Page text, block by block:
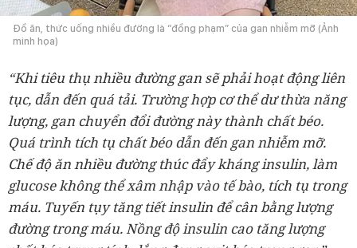
Đồ ăn, thức uống nhiều đường là “đồng phạm” của gan nhiễm mỡ (Ảnh
minh họa)
“Khi tiêu thụ nhiều đường gan sẽ phải hoạt động liên
tục, dẫn đến quá tải. Trường hợp cơ thể dư thừa năng
lượng, gan chuyển đổi đường này thành chất béo.
Quá trình tích tụ chất béo dẫn đến gan nhiễm mỡ.
Chế độ ăn nhiều đường thúc đẩy kháng insulin, làm
glucose không thể xâm nhập vào tế bào, tích tụ trong
máu. Tuyến tụy tăng tiết insulin để cân bằng lượng
đường trong máu. Nồng độ insulin cao tăng lượng